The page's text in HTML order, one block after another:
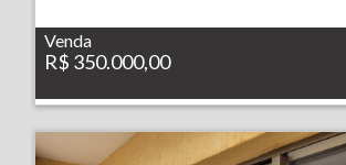
Venda
R$ 350.000,00